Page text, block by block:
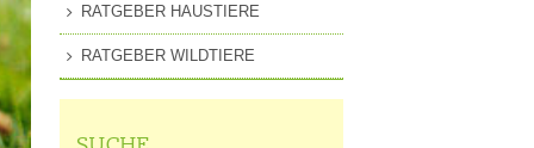
RATGEBER HAUSTIERE
RATGEBER WILDTIERE